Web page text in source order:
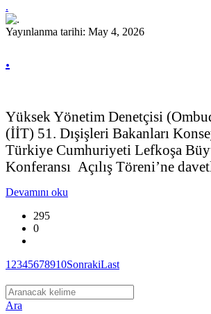
.
Yayınlanma tarihi: May 4, 2026
.
Yüksek Yönetim Denetçisi
(İİT) 51. Dışişleri Bakanları
Türkiye Cumhuriyeti Lefkoşa
Konferansı Açılış Töreni’ne
Devamını oku
295
0
1 2345678910SonrakiLast
Ara